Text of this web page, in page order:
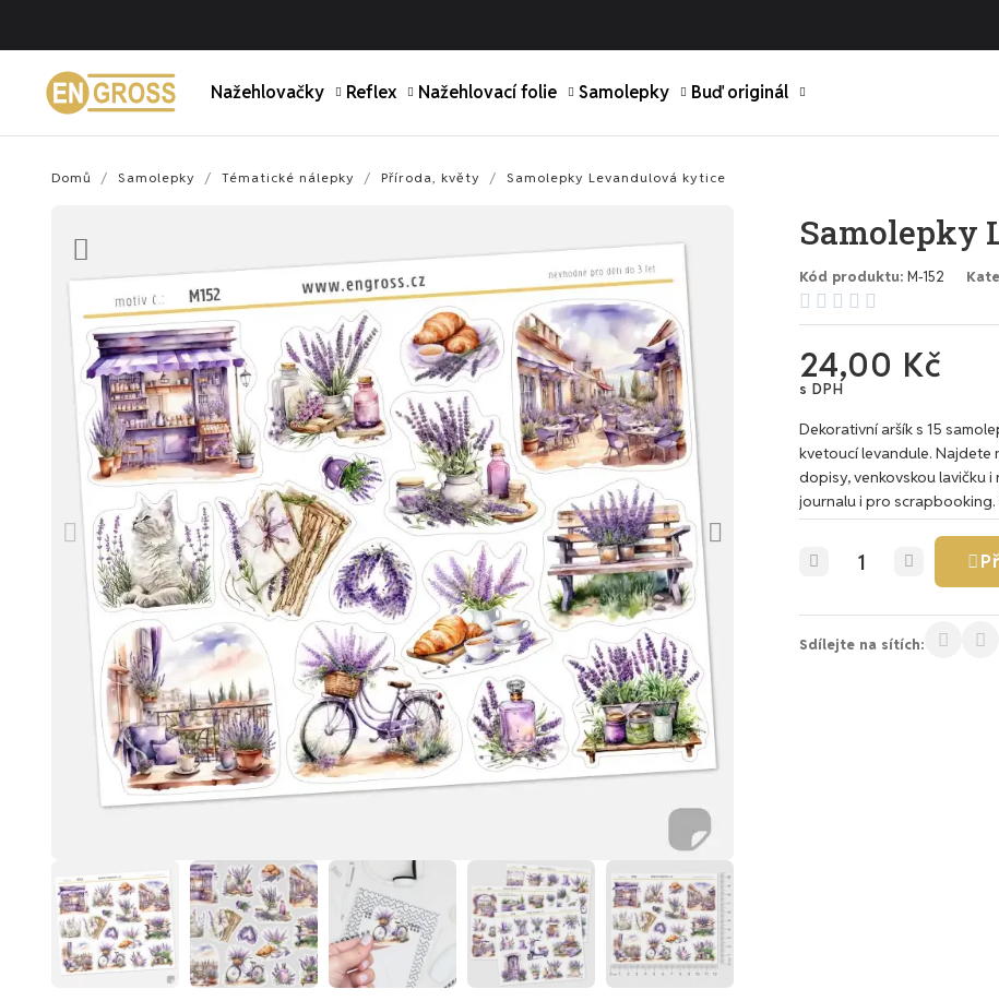
Nažehlovačky Reflex Nažehlovací folie Samolepky Buď originál
Domů Samolepky Tématické nálepky Příroda, květy Samolepky Levandulová kytice
Samolepky
Kód produktu M-152
    
24,00 Kč
s DPH
Dekorativní aršík s 15
kvetoucí levandule. Najdete
dopisy, venkovskou lavičku
journalu i pro scrapbooking.
Sdílejte na sítích: